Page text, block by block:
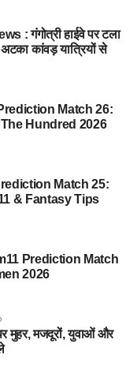
की तरह विकसित
जीवन और सामाजिक
है। यहां आंगनबाड़ी
की सुविधा भी
सिर्फ महिलाओं और
वातावरण उपलब्ध कराना
का हिस्सा महसूस कर
जमीन की आवश्यकता
जिले या उसके
उपयुक्त जमीन उपलब्ध
आसपास के क्षेत्रों में
है कि हरिद्वार में
भी एक जमीन को लेकर
: गंगोत्री हाईवे पर टला
कांवड़ यात्रियों से
Match 26:
Hundred 2026
Match 25:
& Fantasy Tips
Prediction Match
2026
मुहर, मजदूरों, युवाओं और